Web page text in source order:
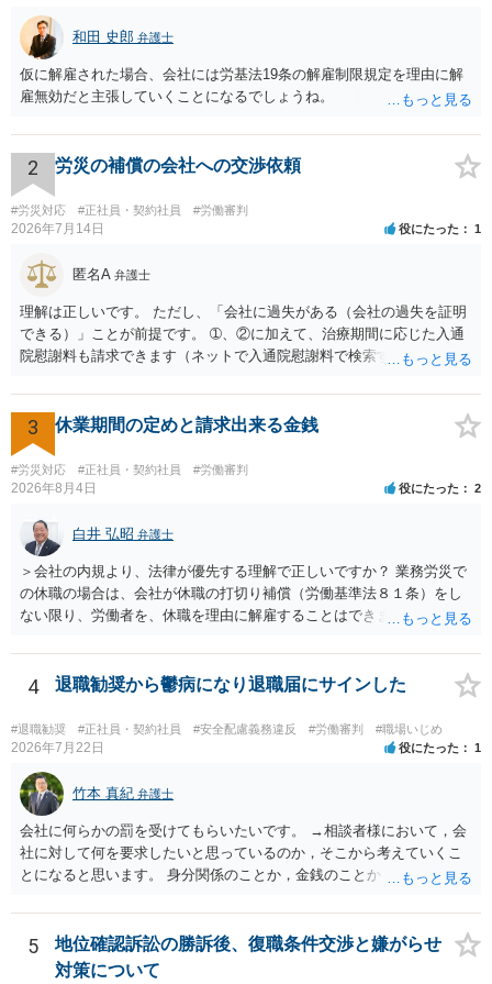
和田 史郎 弁護士
仮に解雇された場合、会社には労基法19条の解雇制限規定を理由に解
雇無効だと主張していくことになるでしょうね。
2 労災の補償の会社への交渉依頼
#労災対応 #正社員・契約社員 #労働審判
2026年7月14日 役にたった 1
匿名A 弁護士
理解は正しいです。 ただし、「会社に過失がある（会社の過失を証明
できる）」ことが前提です。 ➀、②に加えて、治療期間に応じた入通
院慰謝料も請求できます（ネットで入通院慰謝料で検索すると詳しい
後遺障害慰謝料も請求できます。これらは後遺障害の等級、あなたの
収入、年齢等で大きく変わりますので一般的にいくらとは言えませ
ん。 弁護士に依頼する費用はそれぞれの弁護士で異なるので個別に聞
いてみるしかありませんが、旧日弁連規準を使った着手金・成功報酬
方式と着手金ゼロまたは少額で成功報酬大目の方式のどちらかが多い
弁護士に直接面談で相談されることをお勧めします。
3 休業期間の定めと請求出来る金銭
#労災対応 #正社員・契約社員 #労働審判
2026年8月4日 役にたった 2
白井 弘昭 弁護士
＞会社の内規より、法律が優先する理解で正しいですか？ 業務労災で
の休職の場合は、会社が休職の打切り補償（労働基準法８１条）をし
ない限り、労働者を、休職を理由に解雇することはできません（労働
期間満了による退職は、業務労災への適用はありませんので、ご安心
ください。 仮に会社が打切り補償をせずに解雇した場合は、不当解雇
に、受け取れる金銭はありますでしょうか？ 業務労災の場合は、会社
の安全配慮義務違反が認められると解されますので、会社の損害賠償
責任（治療費、通院慰謝料、入院費、入院慰謝料、後遺障害慰謝料、
逸失利益等）が認められる可能性が高いと思われます。 また、業務労
災での第三者行為傷害（同僚の不注意等による事故）の場合は、当該
第三者の賠償責任も考えられます。 労災で支払われた分は、損害額か
ら控除（損益相殺）されますが、それを超えた部分は、会社もしく
は、第三者から支払ってもらうことになります。 会社等との交渉が必
の弁護士にご相談ください。 以上、ご参考まで。
4 退職勧奨から鬱病になり退職届にサインした
#退職勧奨 #正社員・契約社員 #安全配慮義務違反 #労働審判 #職場いじめ
2026年7月22日 役にたった 1
竹本 真紀 弁護士
会社に何らかの罰を受けてもらいたいです。 →相談者様において，会
社に対して何を要求したいと思っているのか，そこから考えていくこ
とになると思います。 身分関係のことか，金銭のことか，会社自体に
わからない，そういう状態なのであれば，その点を検討していくこと
から始めるのがよいと思います。
5
地位確認訴訟の勝訴後、復職条件交渉と嫌がらせ
対策について